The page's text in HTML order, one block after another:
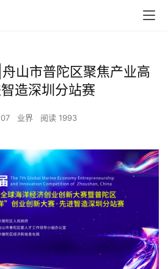
山市普陀区聚焦产业高
造深圳分站赛
业界 阅读 1993